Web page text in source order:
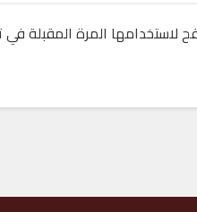
لاستخدامها المرة المقبلة